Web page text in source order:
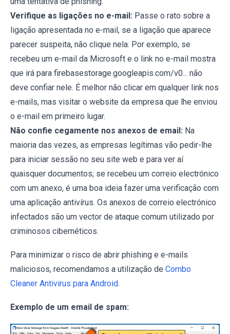
Verifique as ligações no e-mail: Passe o rato sobre a
ligação apresentada no e-mail, se a ligação que aparece
parecer suspeita, não clique nela. Por exemplo, se
recebeu um e-mail da Microsoft e o link no e-mail mostra
que irá para firebasestorage.googleapis.com/v0... não
deve confiar nele. É melhor não clicar em qualquer link nos
e-mails, mas visitar o website da empresa que lhe enviou
o e-mail em primeiro lugar.
Não confie cegamente nos anexos de email: Na
maioria das vezes, as empresas legítimas vão pedir-lhe
para iniciar sessão no seu site web e para ver aí
quaisquer documentos; se recebeu um correio electrónico
com um anexo, é uma boa ideia fazer uma verificação com
uma aplicação antivírus. Os anexos de correio electrónico
infectados são um vector de ataque comum utilizado por
criminosos cibernéticos.
Para minimizar o risco de abrir phishing e e-mails
maliciosos, recomendamos a utilização de Combo
Cleaner Antivirus para Android.
Exemplo de um email de spam: